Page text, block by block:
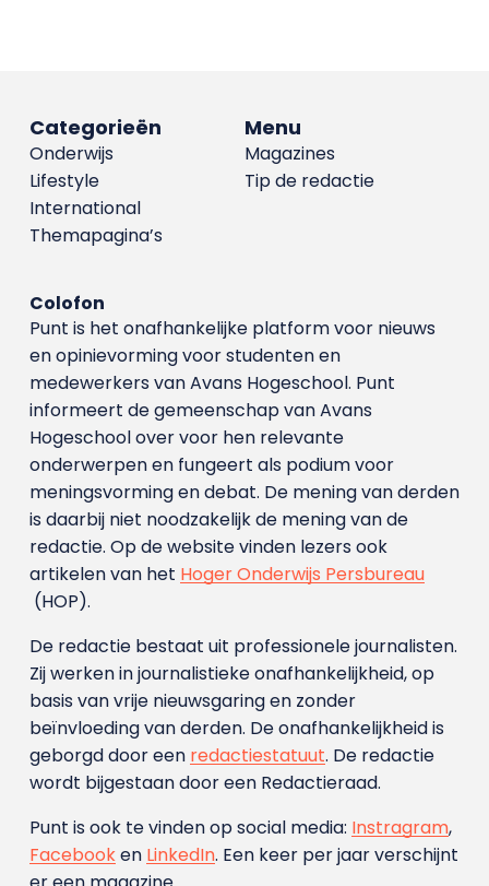
Menu
Magazines
Tip de redactie
Categorieën
Onderwijs
Lifestyle
International
Themapagina’s
Colofon
Punt is het onafhankelijke platform voor nieuws
en opinievorming voor studenten en
medewerkers van Avans Hoge­school. Punt
informeert de gemeenschap van Avans
Hogeschool over voor hen relevante
onderwerpen en fungeert als podium voor
meningsvorming en debat. De mening van derden
is daarbij niet noodzakelijk de mening van de
redactie. Op de website vinden lezers ook
artikelen van het Hoger Onderwijs Persbureau
(HOP).
De redactie bestaat uit professionele journalisten.
Zij werken in journalistieke onafhankelijkheid, op
basis van vrije nieuwsgaring en zonder
beïnvloeding van derden. De onafhankelijkheid is
geborgd door een redactiestatuut. De redactie
wordt bijgestaan door een Redactieraad.
Punt is ook te vinden op social media: Instragram,
Facebooken LinkedIn. Een keer per jaar verschijnt